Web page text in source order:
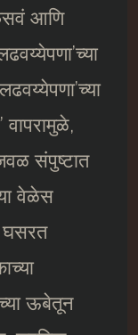
आणि
वापरामुळे,
संपुष्टात
वेळेस
घसरत
ऊबेतून